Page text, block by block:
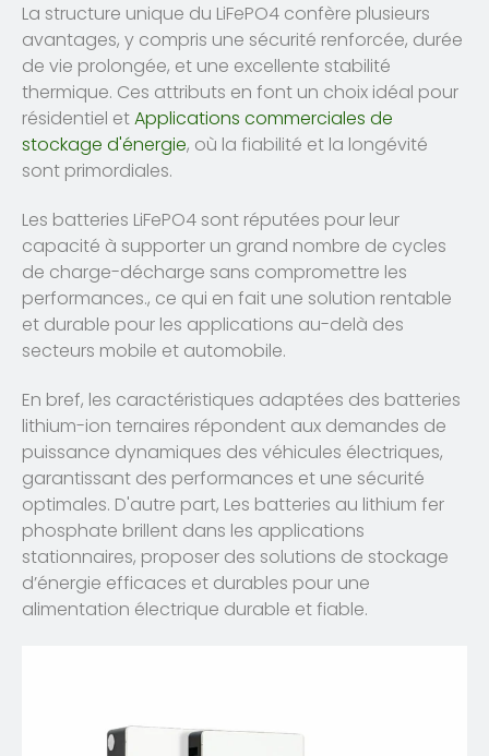
La structure unique du LiFePO4 confère plusieurs
avantages, y compris une sécurité renforcée, durée
de vie prolongée, et une excellente stabilité
thermique. Ces attributs en font un choix idéal pour
résidentiel etApplications commerciales de
stockage d'énergie, où la fiabilité et la longévité
sont primordiales.
Les batteries LiFePO4 sont réputées pour leur
capacité à supporter un grand nombre de cycles
de charge-décharge sans compromettre les
performances., ce qui en fait une solution rentable
et durable pour les applications au-delà des
secteurs mobile et automobile.
En bref, les caractéristiques adaptées des batteries
lithium-ion ternaires répondent aux demandes de
puissance dynamiques des véhicules électriques,
garantissant des performances et une sécurité
optimales. D'autre part, Les batteries au lithium fer
phosphate brillent dans les applications
stationnaires, proposer des solutions de stockage
d’énergie efficaces et durables pour une
alimentation électrique durable et fiable.